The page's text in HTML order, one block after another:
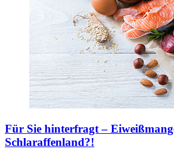
Für Sie hinterfragt –
Schlaraffenland?!